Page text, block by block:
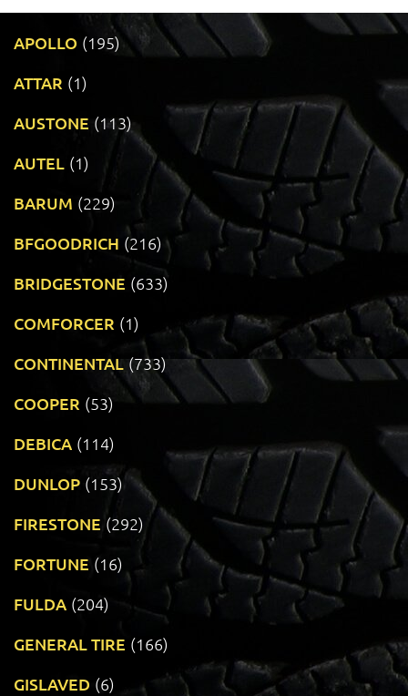
APOLLO (195)
ATTAR (1)
AUSTONE (113)
AUTEL (1)
BARUM (229)
BFGOODRICH (216)
BRIDGESTONE (633)
COMFORCER (1)
CONTINENTAL (733)
COOPER (53)
DEBICA (114)
DUNLOP (153)
FIRESTONE (292)
FORTUNE (16)
FULDA (204)
GENERAL TIRE (166)
GISLAVED (6)